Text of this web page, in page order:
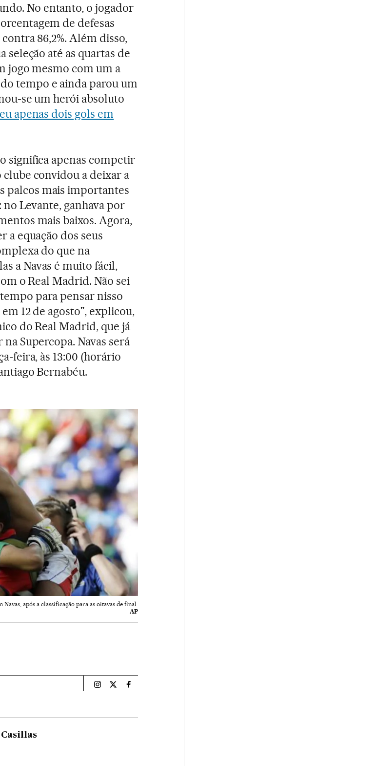
No entanto, o jogador
de defesas
86,2%. Além disso,
seleção até as quartas de
jogo mesmo com um a
tempo e ainda parou um
se um herói absoluto
apenas dois gols em
significa apenas competir
clube convidou a deixar a
palcos mais importantes
Levante, ganhava por
mais baixos. Agora,
a equação dos seus
do que na
a Navas é muito fácil,
o Real Madrid. Não sei
para pensar nisso
12 de agosto", explicou,
do Real Madrid, que já
Supercopa. Navas será
feira, às 13:00 (horário
Bernabéu.
Navas, após a classificação para as oitavas de final.
AP
Esportes El País Brasil en Instagram
Esportes El País Brasil en Twitter
Esportes El País Brasil en Facebook